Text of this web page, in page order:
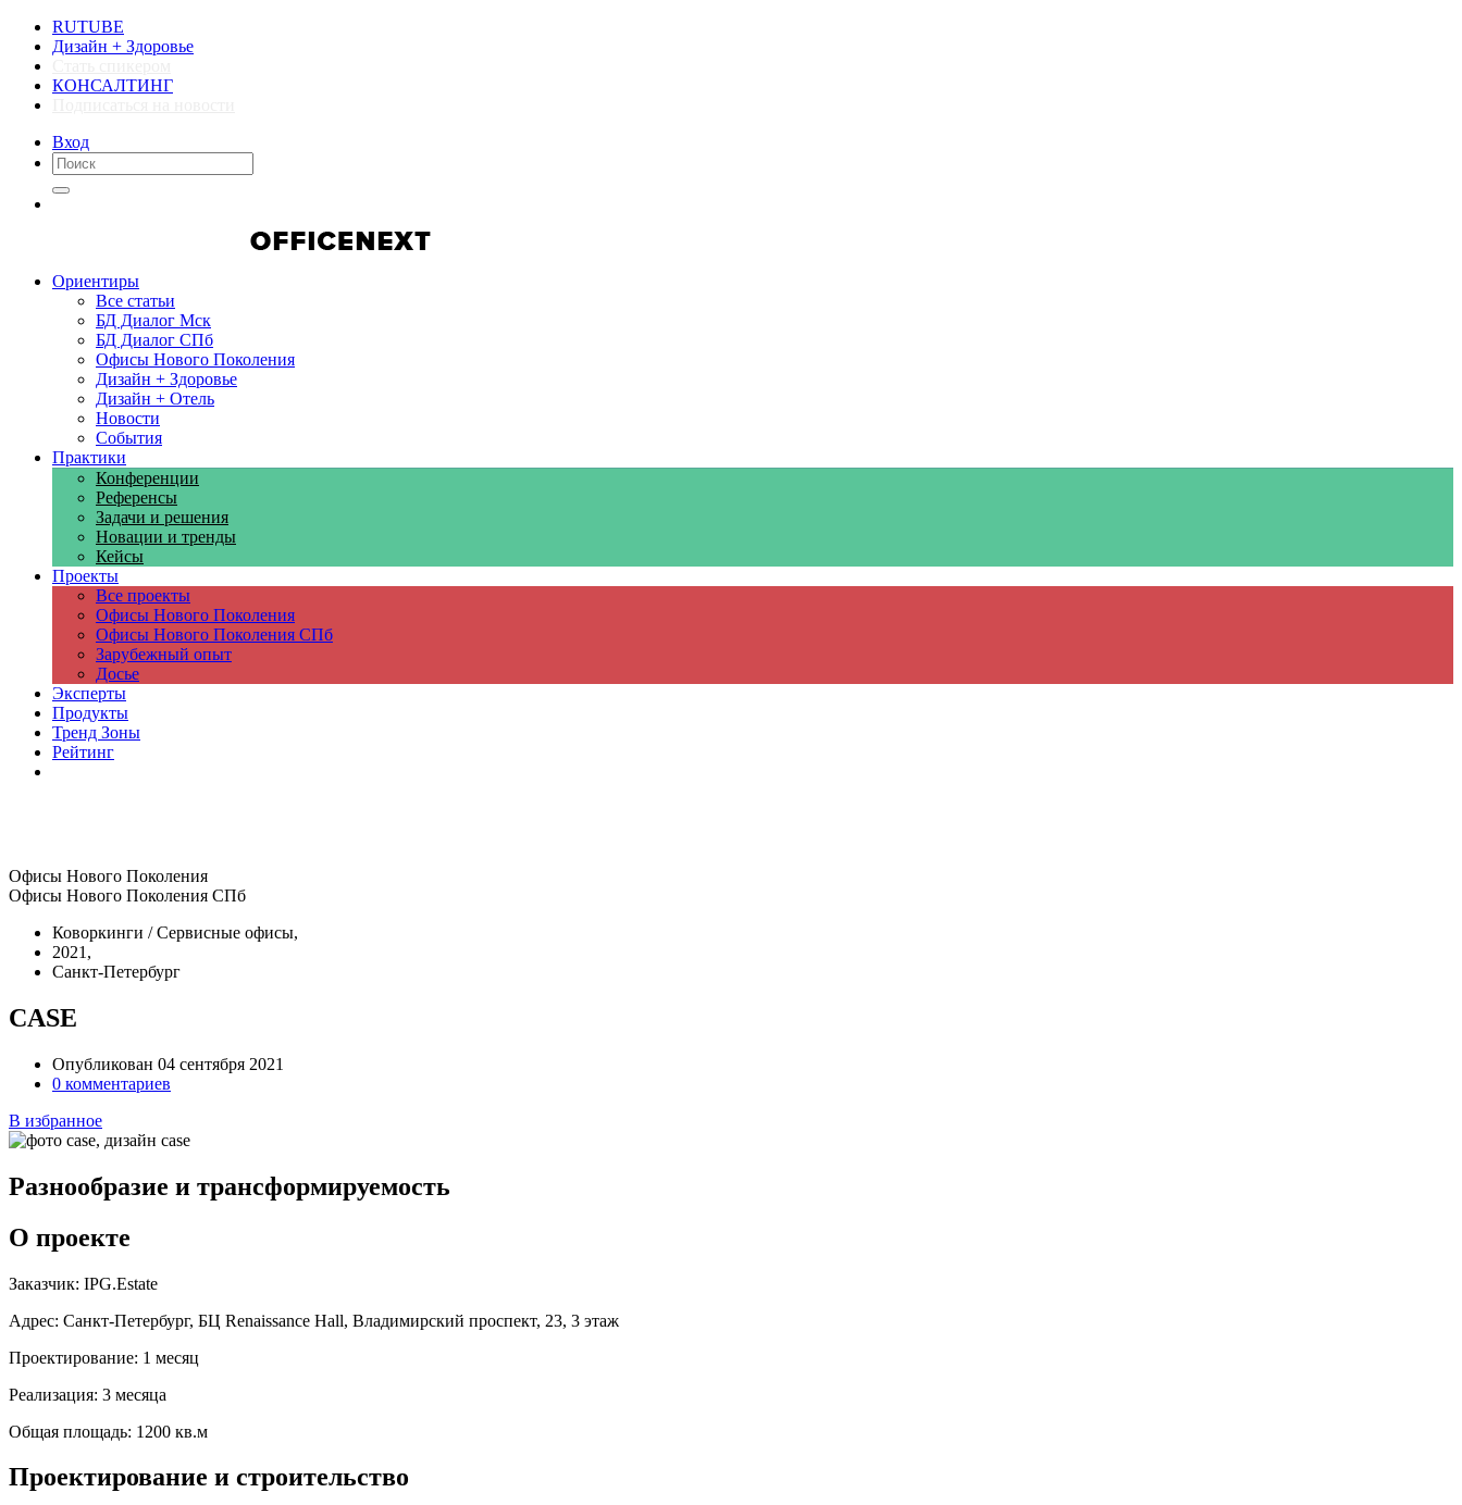
RUTUBE
Дизайн + Здоровье
КОНСАЛТИНГ
Вход
Ориентиры
Все статьи
БД Диалог Мск
БД Диалог СПб
Офисы Нового Поколения
Дизайн + Здоровье
Дизайн + Отель
Новости
События
Практики
Конференции
Референсы
Задачи и решения
Новации и тренды
Кейсы
Проекты
Все проекты
Офисы Нового Поколения
Офисы Нового Поколения СПб
Зарубежный опыт
Досье
Эксперты
Продукты
Тренд Зоны
Рейтинг
Офисы Нового Поколения
Офисы Нового Поколения СПб
Коворкинги / Сервисные офисы,
2021,
Санкт-Петербург
CASE
Опубликован 04 сентября 2021
0 комментариев
В избранное
Разнообразие и трансформируемость
О проекте
Заказчик: IPG.Estate
Адрес: Санкт-Петербург, БЦ Renaissance Hall, Владимирский проспект, 23, 3 этаж
Проектирование: 1 месяц
Реализация: 3 месяца
Общая площадь: 1200 кв.м
Проектирование и строительство